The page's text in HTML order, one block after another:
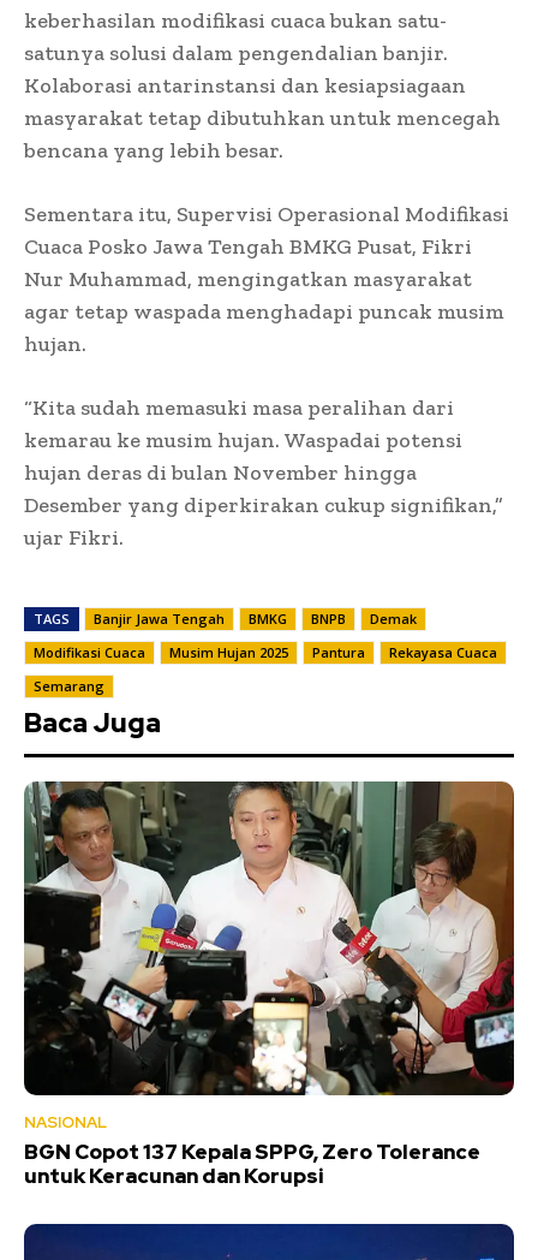
keberhasilan modifikasi cuaca bukan satu-
satunya solusi dalam pengendalian banjir.
Kolaborasi antarinstansi dan kesiapsiagaan
masyarakat tetap dibutuhkan untuk mencegah
bencana yang lebih besar.
Sementara itu, Supervisi Operasional Modifikasi
Cuaca Posko Jawa Tengah BMKG Pusat, Fikri
Nur Muhammad, mengingatkan masyarakat
agar tetap waspada menghadapi puncak musim
hujan.
“Kita sudah memasuki masa peralihan dari
kemarau ke musim hujan. Waspadai potensi
hujan deras di bulan November hingga
Desember yang diperkirakan cukup signifikan,”
ujar Fikri.
TAGS Banjir Jawa Tengah BMKG BNPB
Demak
Modifikasi Cuaca
Musim Hujan 2025 Pantura
Rekayasa Cuaca
Semarang
Baca Juga
NASIONAL
BGN Copot 137 Kepala SPPG, Zero Tolerance
untuk Keracunan dan Korupsi